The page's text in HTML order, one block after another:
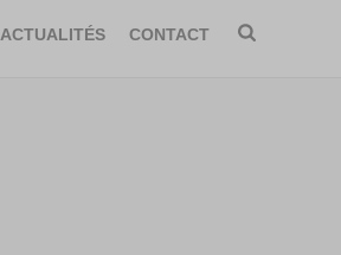
ACTUALITÉS CONTACT